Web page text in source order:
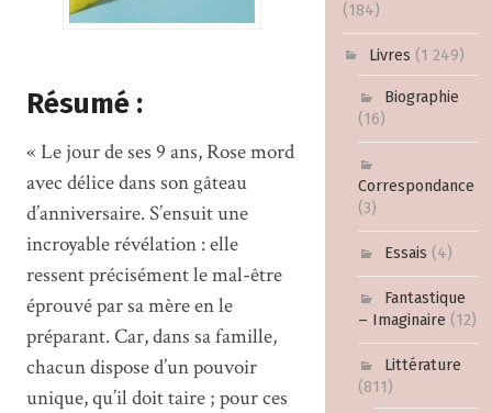
(184)
Livres (1 249)
Biographie
(16)
Correspondance
(3)
Essais (4)
Fantastique
– Imaginaire (12)
Littérature
(811)
Résumé :
« Le jour de ses 9 ans, Rose mord
avec délice dans son gâteau
d’anniversaire. S’ensuit une
incroyable révélation : elle
ressent précisément le mal-être
éprouvé par sa mère en le
préparant. Car, dans sa famille,
chacun dispose d’un pouvoir
unique, qu’il doit taire ; pour ces